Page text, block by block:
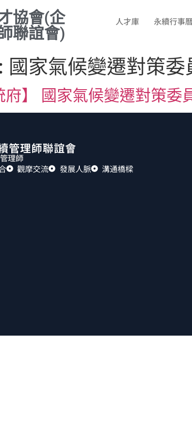
協會(企
聯誼會)
人才庫 永續行事曆
國家氣候變遷對策委
府】 國家氣候變遷對策
管理師聯誼會
理師
觀摩交流 發展人脈 溝通橋樑